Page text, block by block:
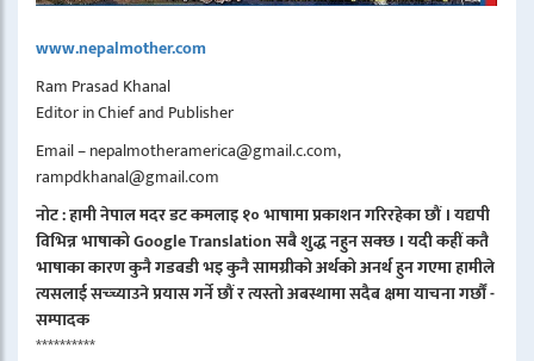
www.nepalmother.com
Ram Prasad Khanal
Editor in Chief and Publisher
Email – nepalmotheramerica@gmail.c.com,
rampdkhanal@gmail.com
नोट : हामी नेपाल मदर डट कमलाइ १० भाषामा प्रकाशन गरिरहेका छौं । यद्यपी
विभिन्न भाषाको Google Translation सबै शुद्ध नहुन सक्छ । यदी कहीं कतै
भाषाका कारण कुनै गडबडी भइ कुनै सामग्रीको अर्थको अनर्थ हुन गएमा हामीले
त्यसलाई सच्च्याउने प्रयास गर्ने छौं र त्यस्तो अबस्थामा सदैब क्षमा याचना गर्छौं -
सम्पादक
**********